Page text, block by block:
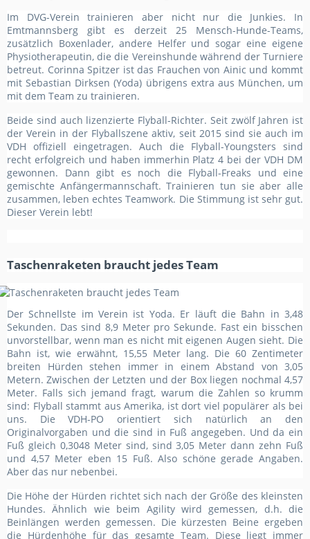
Im DVG-Verein trainieren aber nicht nur die Junkies. In
Emtmannsberg gibt es derzeit 25 Mensch-Hunde-Teams,
zusätzlich Boxenlader, andere Helfer und sogar eine eigene
Physiotherapeutin, die die Vereinshunde während der Turniere
betreut. Corinna Spitzer ist das Frauchen von Ainic und kommt
mit Sebastian Dirksen (Yoda) übrigens extra aus München, um
mit dem Team zu trainieren.
Beide sind auch lizenzierte Flyball-Richter. Seit zwölf Jahren ist
der Verein in der Flyballszene aktiv, seit 2015 sind sie auch im
VDH offiziell eingetragen. Auch die Flyball-Youngsters sind
recht erfolgreich und haben immerhin Platz 4 bei der VDH DM
gewonnen. Dann gibt es noch die Flyball-Freaks und eine
gemischte Anfängermannschaft. Trainieren tun sie aber alle
zusammen, leben echtes Teamwork. Die Stimmung ist sehr gut.
Dieser Verein lebt!
Taschenraketen braucht jedes Team
Der Schnellste im Verein ist Yoda. Er läuft die Bahn in 3,48
Sekunden. Das sind 8,9 Meter pro Sekunde. Fast ein bisschen
unvorstellbar, wenn man es nicht mit eigenen Augen sieht. Die
Bahn ist, wie erwähnt, 15,55 Meter lang. Die 60 Zentimeter
breiten Hürden stehen immer in einem Abstand von 3,05
Metern. Zwischen der Letzten und der Box liegen nochmal 4,57
Meter. Falls sich jemand fragt, warum die Zahlen so krumm
sind: Flyball stammt aus Amerika, ist dort viel populärer als bei
uns. Die VDH-PO orientiert sich natürlich an den
Originalvorgaben und die sind in Fuß angegeben. Und da ein
Fuß gleich 0,3048 Meter sind, sind 3,05 Meter dann zehn Fuß
und 4,57 Meter eben 15 Fuß. Also schöne gerade Angaben.
Aber das nur nebenbei.
Die Höhe der Hürden richtet sich nach der Größe des kleinsten
Hundes. Ähnlich wie beim Agility wird gemessen, d.h. die
Beinlängen werden gemessen. Die kürzesten Beine ergeben
die Hürdenhöhe für das gesamte Team. Diese liegt immer